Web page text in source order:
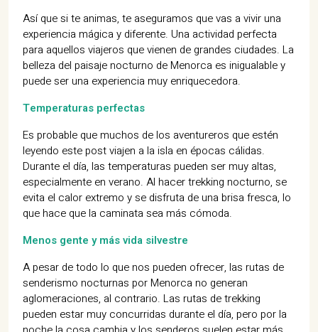
Así que si te animas, te aseguramos que vas a vivir una
experiencia mágica y diferente. Una actividad perfecta
para aquellos viajeros que vienen de grandes ciudades. La
belleza del paisaje nocturno de Menorca es inigualable y
puede ser una experiencia muy enriquecedora.
Temperaturas perfectas
Es probable que muchos de los aventureros que estén
leyendo este post viajen a la isla en épocas cálidas.
Durante el día, las temperaturas pueden ser muy altas,
especialmente en verano. Al hacer trekking nocturno, se
evita el calor extremo y se disfruta de una brisa fresca, lo
que hace que la caminata sea más cómoda.
Menos gente y más vida silvestre
A pesar de todo lo que nos pueden ofrecer, las rutas de
senderismo nocturnas por Menorca no generan
aglomeraciones, al contrario. Las rutas de trekking
pueden estar muy concurridas durante el día, pero por la